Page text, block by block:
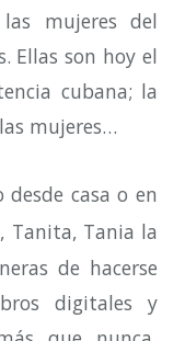
mujeres del
Ellas son hoy el
cubana; la
mujeres…
casa o en
Tanita, Tania la
de hacerse
digitales y